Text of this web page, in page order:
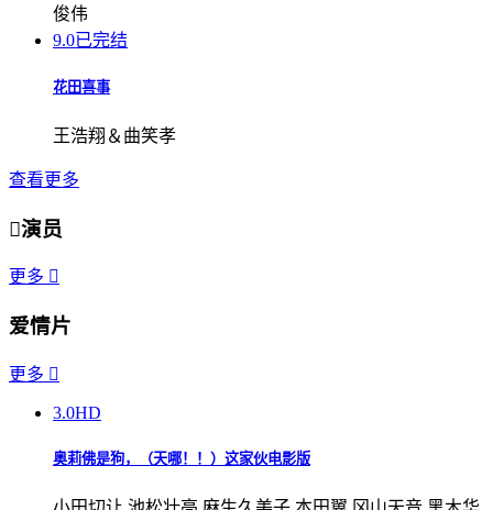
俊伟
9.0已完结
花田喜事
王浩翔＆曲笑孝
查看更多
演员
更多 
爱情片
更多 
3.0HD
奥莉佛是狗，（天哪！！）这家伙电影版